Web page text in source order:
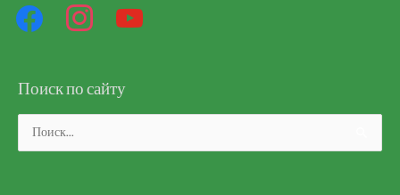
Поиск по сайту
Поиск: